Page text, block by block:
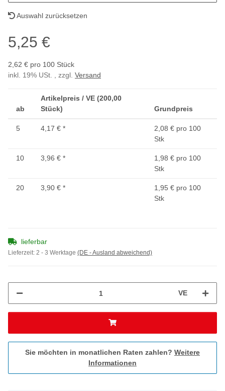
Auswahl zurücksetzen
5,25 €
2,62 € pro 100 Stück
inkl. 19% USt. , zzgl. Versand
ab
Artikelpreis / VE (200,00
Stück)
Grundpreis
5 4,17 € *
2,08 € pro 100
Stk
10 3,96 € *
1,98 € pro 100
Stk
20 3,90 € *
1,95 € pro 100
Stk
lieferbar
Lieferzeit: 2 - 3 Werktage (DE - Ausland abweichend)
VE
Sie möchten in monatlichen Raten zahlen? Weitere
Informationen